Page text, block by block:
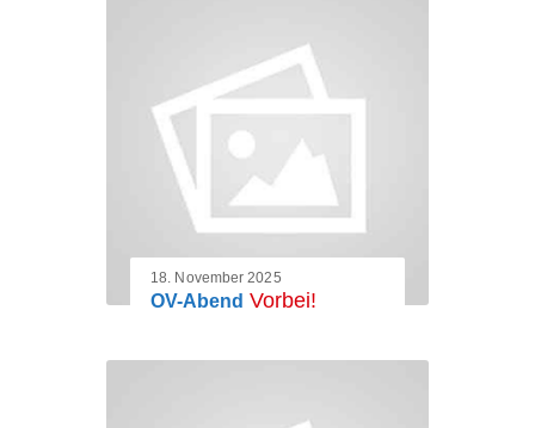
18. November 2025
OV-Abend Vorbei!